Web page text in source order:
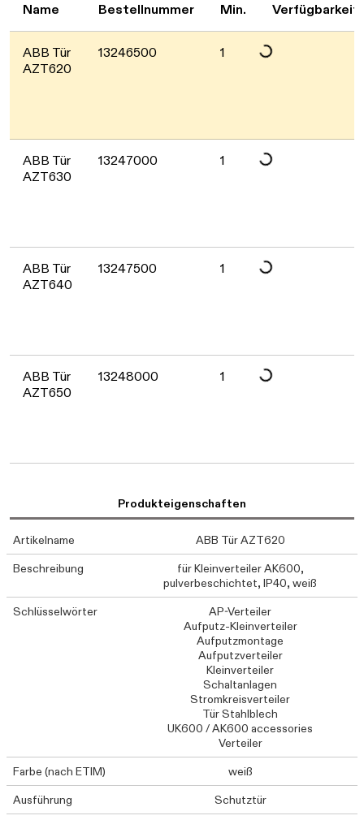
Name Bestellnummer Min. Verfügbarkeit
ABB Tür
AZT620
13246500 1
ABB Tür
AZT630
13247000 1 Daten werden
ABB Tür
AZT640
13247500 1 Daten werden
ABB Tür
AZT650
13248000 1 Daten werden
Produkteigenschaften
Artikelname
ABB Tür AZT620
Beschreibung
für Kleinverteiler AK600,
pulverbeschichtet, IP40, weiß
Schlüsselwörter
AP-Verteiler
Aufputz-Kleinverteiler
Aufputzmontage
Aufputzverteiler
Kleinverteiler
Schaltanlagen
Stromkreisverteiler
Tür Stahlblech
UK600 / AK600 accessories
Verteiler
Farbe (nach ETIM)
weiß
Ausführung
Schutztür